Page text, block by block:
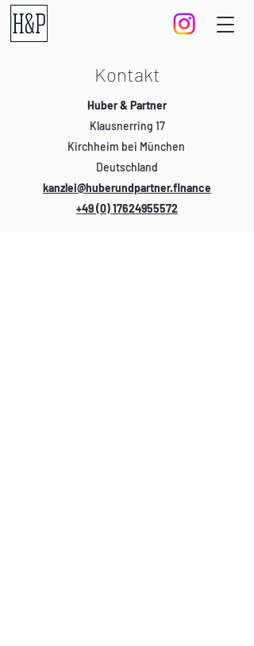
Kontakt
Huber & Partner
Klausnerring 17
Kirchheim bei München
Deutschland
kanzlei@huberundpartner.finance
+49 (0) 17624955572